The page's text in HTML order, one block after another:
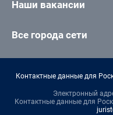
Наши вакансии
Все города сети
Контактные данные для
Электронный
Контактные данные для